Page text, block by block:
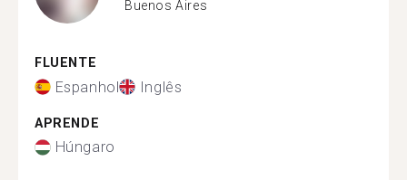
Buenos Aires
FLUENTE
Espanhol Inglês
APRENDE
Húngaro